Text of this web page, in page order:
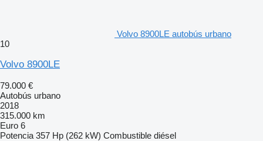
Volvo 8900LE autobús urbano
10
Volvo 8900LE
79.000 €
Autobús urbano
2018
315.000 km
Euro 6
Potencia 357 Hp (262 kW) Combustible diésel